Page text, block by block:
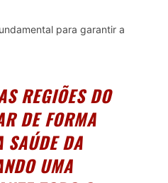
para garantir a
REGIÕES DO
DE FORMA
SAÚDE DA
UMA